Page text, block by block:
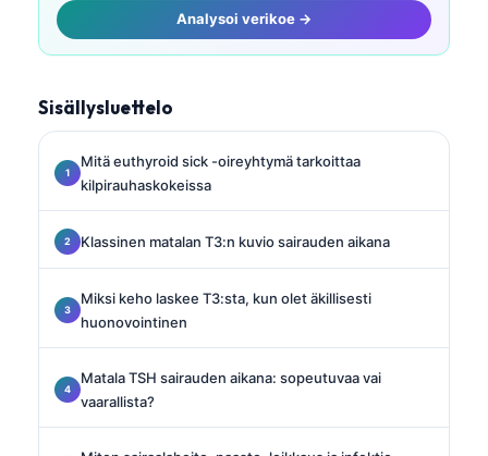
Analysoi verikoe →
Sisällysluettelo
Mitä euthyroid sick -oireyhtymä tarkoittaa
kilpirauhaskokeissa
Klassinen matalan T3:n kuvio sairauden aikana
Miksi keho laskee T3:sta, kun olet äkillisesti
huonovointinen
Matala TSH sairauden aikana: sopeutuvaa vai
vaarallista?